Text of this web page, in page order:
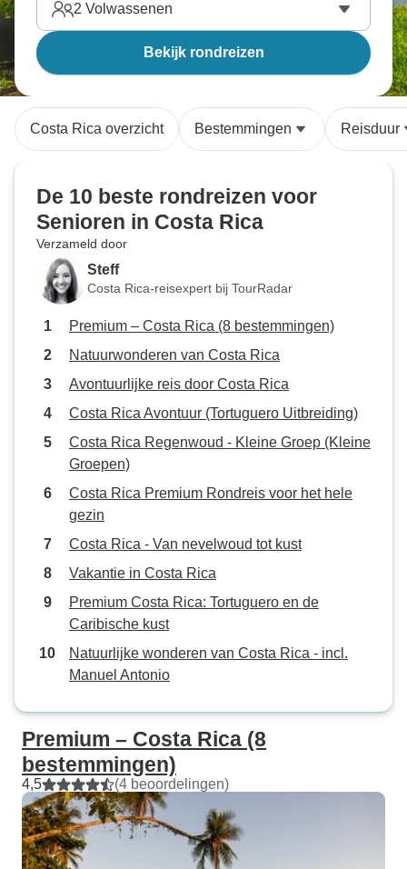
2 Volwassenen
Bekijk rondreizen
Costa Rica overzicht Bestemmingen Reisduur
De 10 beste rondreizen voor
Senioren in Costa Rica
Verzameld door
Steff
Costa Rica-reisexpert bij TourRadar
Premium – Costa Rica (8 bestemmingen)
Natuurwonderen van Costa Rica
Avontuurlijke reis door Costa Rica
Costa Rica Avontuur (Tortuguero Uitbreiding)
Costa Rica Regenwoud - Kleine Groep (Kleine
Groepen)
Costa Rica Premium Rondreis voor het hele
gezin
Costa Rica - Van nevelwoud tot kust
Vakantie in Costa Rica
Premium Costa Rica: Tortuguero en de
Caribische kust
Natuurlijke wonderen van Costa Rica - incl.
Manuel Antonio
Premium – Costa Rica (8
bestemmingen)
4,5 (4 beoordelingen)